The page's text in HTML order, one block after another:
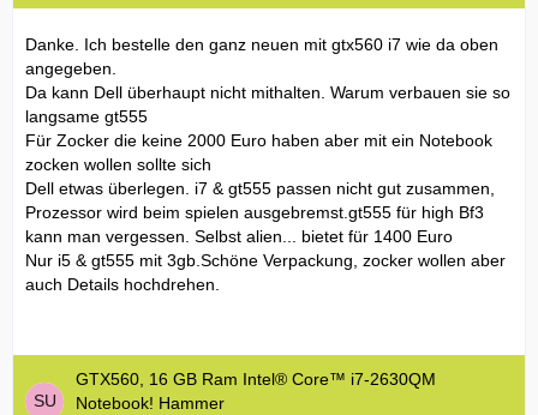
Danke. Ich bestelle den ganz neuen mit gtx560 i7 wie da oben
angegeben.
Da kann Dell überhaupt nicht mithalten. Warum verbauen sie so
langsame gt555
Für Zocker die keine 2000 Euro haben aber mit ein Notebook
zocken wollen sollte sich
Dell etwas überlegen. i7 & gt555 passen nicht gut zusammen,
Prozessor wird beim spielen ausgebremst.gt555 für high Bf3
kann man vergessen. Selbst alien... bietet für 1400 Euro
Nur i5 & gt555 mit 3gb.Schöne Verpackung, zocker wollen aber
auch Details hochdrehen.
GTX560, 16 GB Ram Intel® Core™ i7-2630QM
Notebook! Hammer